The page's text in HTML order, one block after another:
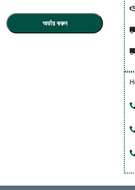
অর্ডার করুন